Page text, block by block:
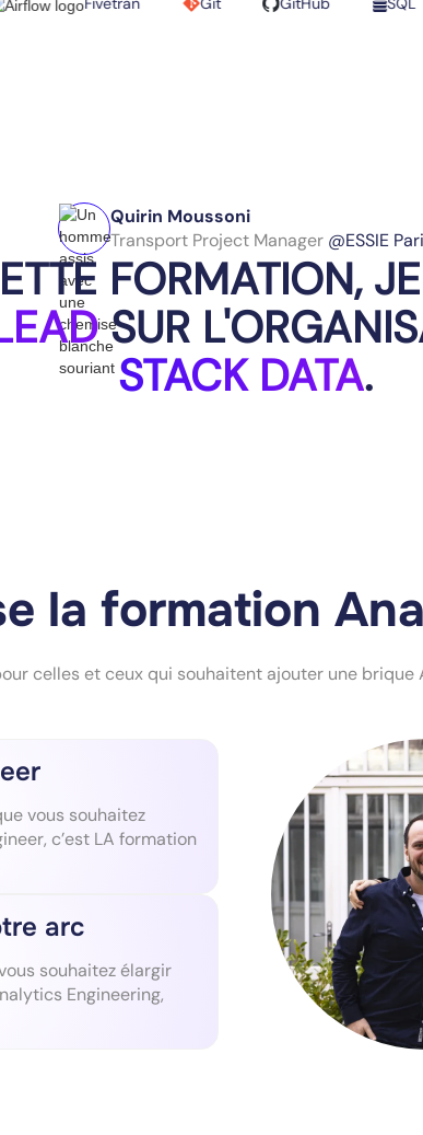
Quirin Moussoni
Transport Project Manager @ESSIE
FORMATION,
SUR
STACK DATA.
la formation
celles et ceux qui souhaitent ajouter une brique
vous souhaitez
c’est LA formation
arc
souhaitez élargir
Engineering,